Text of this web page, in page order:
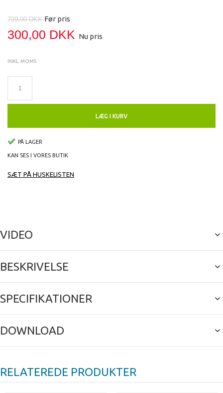
799,00 DKKFør pris
300,00 DKK Nu pris
INKL. MOMS
LÆG I KURV
PÅ LAGER
KAN SES I VORES BUTIK
SÆT PÅ HUSKELISTEN
VIDEO
BESKRIVELSE
SPECIFIKATIONER
DOWNLOAD
RELATEREDE PRODUKTER